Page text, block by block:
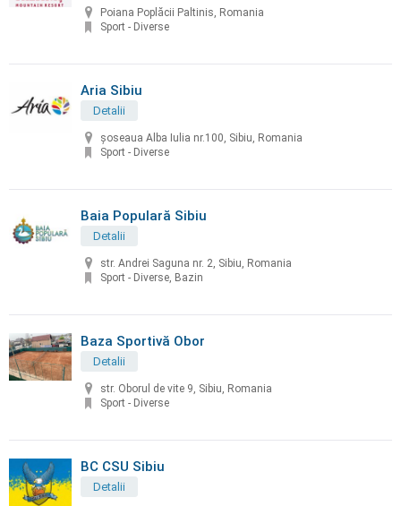
Poiana Poplăcii Paltinis, Romania
Sport - Diverse
Aria Sibiu
Detalii
șoseaua Alba Iulia nr.100, Sibiu, Romania
Sport - Diverse
Baia Populară Sibiu
Detalii
str. Andrei Saguna nr. 2, Sibiu, Romania
Sport - Diverse, Bazin
Baza Sportivă Obor
Detalii
str. Oborul de vite 9, Sibiu, Romania
Sport - Diverse
BC CSU Sibiu
Detalii